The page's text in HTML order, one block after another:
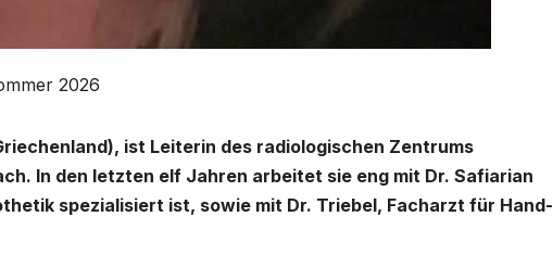
2026
ist Leiterin des radiologischen Zentrums
In den letzten elf Jahren arbeitet sie eng mit Dr. Safiarian
spezialisiert ist, sowie mit Dr. Triebel, Facharzt für Hand-